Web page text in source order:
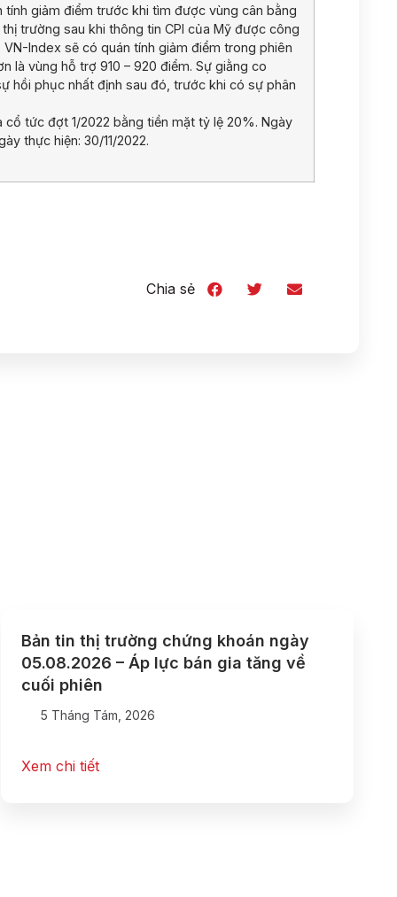
giảm điểm trước khi tìm được vùng cân bằng
trường sau khi thông tin CPI của Mỹ được công
Index sẽ có quán tính giảm điểm trong phiên
là vùng hỗ trợ 910 – 920 điểm. Sự giằng co
hồi phục nhất định sau đó, trước khi có sự phân
cổ tức đợt 1/2022 bằng tiền mặt tỷ lệ 20%. Ngày
thực hiện: 30/11/2022.
Chia sẻ
Bản tin thị trường chứng khoán ngày
05.08.2026 – Áp lực bán gia tăng về
cuối phiên
5 Tháng Tám, 2026
Xem chi tiết